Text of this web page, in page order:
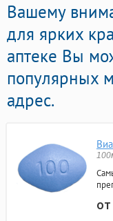
Вашему
для ярких
аптеке Вы
популярных
адрес.